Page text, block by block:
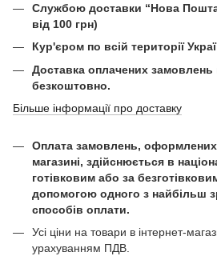
Службою доставки “Нова
від 100 грн)
Кур'єром по всій території
Доставка оплачених замовлень
безкоштовно.
Більше інформації про доставку
Оплата замовлень, оформлених
магазині, здійснюється в
готівковим або за
допомогою одного з найбільш
способів оплати.
Усі ціни на товари в інтернет-
урахуванням ПДВ.